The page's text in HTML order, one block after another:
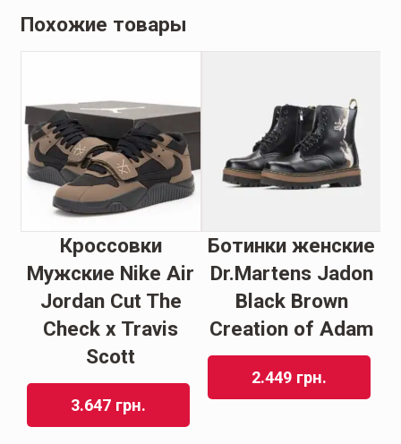
Похожие товары
Кроссовки
Мужские Nike Air
Jordan Cut The
Check x Travis
Scott
3.647 грн.
Ботинки женские
Dr.Martens Jadon
Black Brown
Сreation of Adam
2.449 грн.